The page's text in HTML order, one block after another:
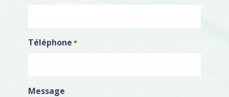
Téléphone *
Message